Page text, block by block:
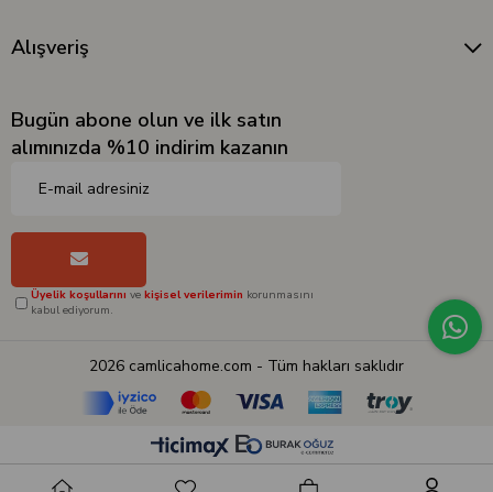
Alışveriş
Bugün abone olun ve ilk satın
alımınızda %10 indirim kazanın
Üyelik koşullarını ve kişisel verilerimin korunmasını
kabul ediyorum.
2026 camlicahome.com - Tüm hakları saklıdır